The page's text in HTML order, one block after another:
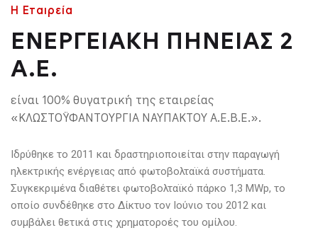
Η Εταιρεία
ΕΝΕΡΓΕΙΑΚΗ ΠΗΝΕΙΑΣ 2
Α.Ε.
είναι 100% θυγατρική της εταιρείας
«ΚΛΩΣΤΟΫΦΑΝΤΟΥΡΓΙΑ ΝΑΥΠΑΚΤΟΥ Α.Ε.Β.Ε.».
Ιδρύθηκε το 2011 και δραστηριοποιείται στην παραγωγή
ηλεκτρικής ενέργειας από φωτοβολταϊκά συστήματα.
Συγκεκριμένα διαθέτει φωτοβολταϊκό πάρκο 1,3 MWp, το
οποίο συνδέθηκε στο Δίκτυο τον Ιούνιο του 2012 και
συμβάλει θετικά στις χρηματοροές του ομίλου.